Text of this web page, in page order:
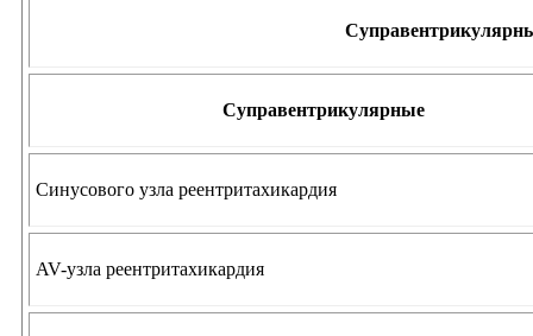
Суправентрикулярные
Синусового узла реентритахикардия
AV-узла реентритахикардия